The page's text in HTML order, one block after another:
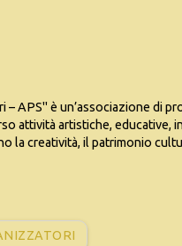
– APS" è un’associazione di
attività artistiche, educative,
la creatività, il patrimonio